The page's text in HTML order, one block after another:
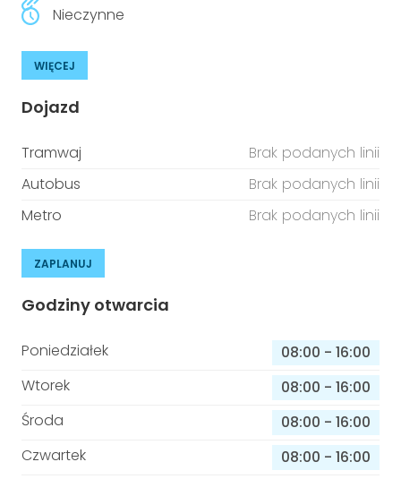
Nieczynne
WIĘCEJ
Dojazd
Tramwaj
Brak podanych linii
Autobus
Brak podanych linii
Metro
Brak podanych linii
ZAPLANUJ
Godziny otwarcia
Poniedziałek 08:00 - 16:00
Wtorek
08:00 - 16:00
Środa
08:00 - 16:00
Czwartek
08:00 - 16:00